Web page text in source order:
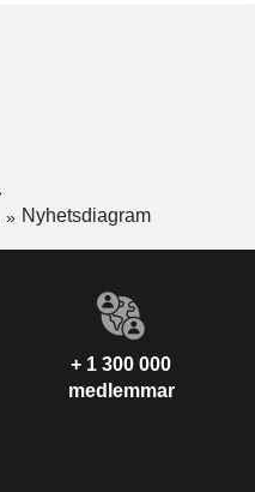
Nyhetsdiagram
+ 1 300 000
medlemmar